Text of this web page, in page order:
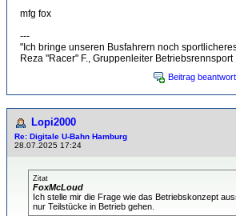
mfg fox
---
"Ich bringe unseren Busfahrern noch
Reza "Racer" F., Gruppenleiter Betriebsrennsport
Beitrag
Lopi2000
Re: Digitale U-Bahn Hamburg
28.07.2025 17:24
Zitat
FoxMcLoud
Ich stelle mir die Frage wie das Betriebskonzept
nur Teilstücke in Betrieb gehen.